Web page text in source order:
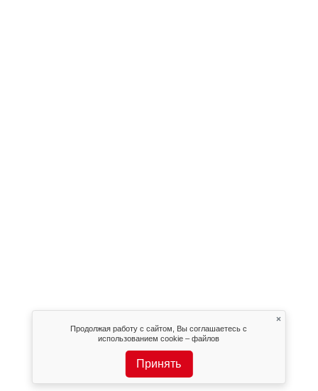
Продолжая работу с сайтом, Вы соглашаетесь с
использованием cookie – файлов
Принять
×